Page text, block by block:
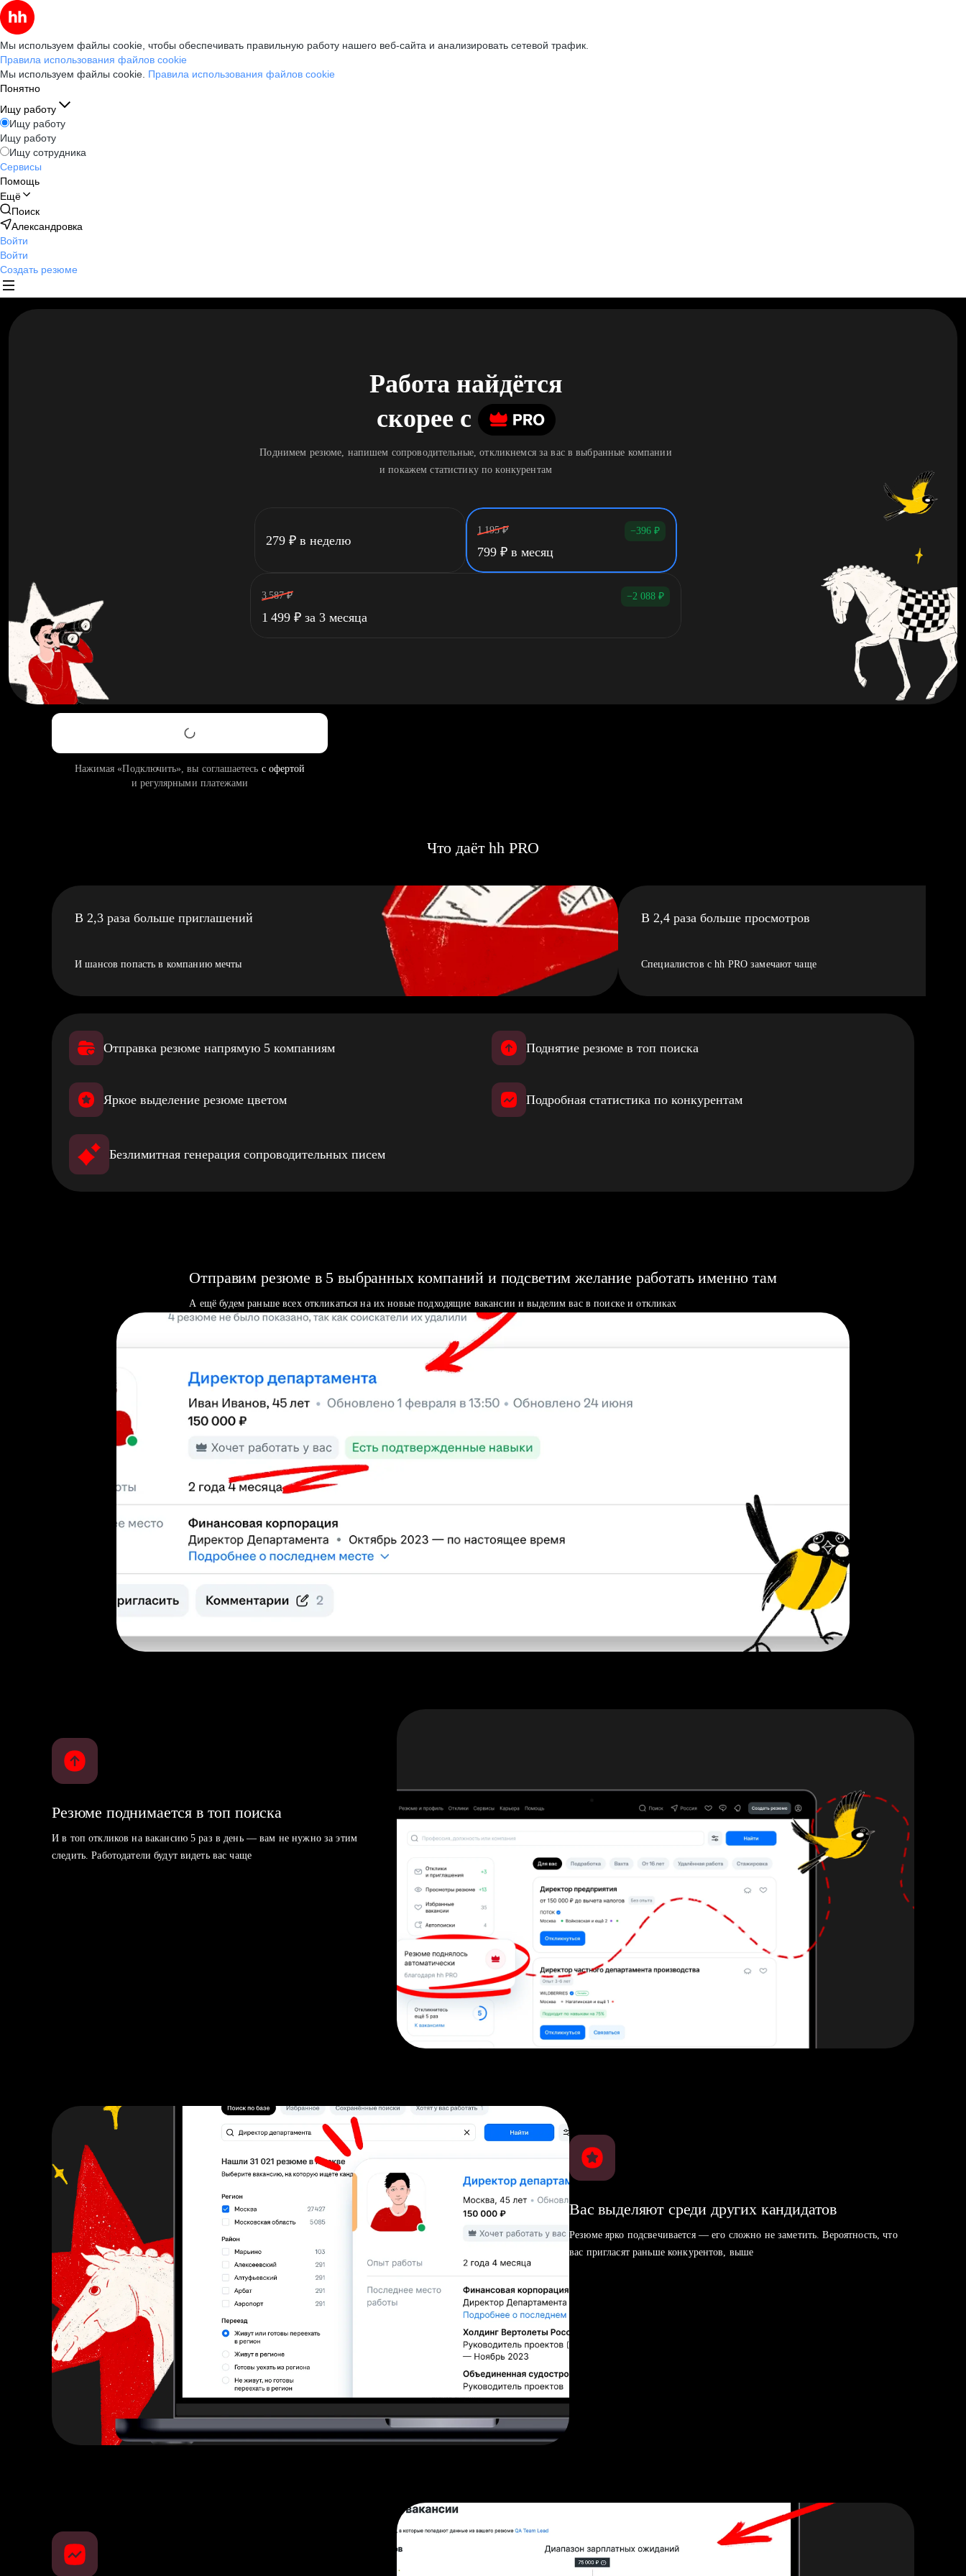
Мы используем файлы cookie, чтобы обеспечивать правильную работу нашего веб-сайта и анализировать сетевой трафик.
Правила использования файлов cookie
Мы используем файлы cookie. Правила использования файлов cookie
Понятно
Ищу работу
Ищу работу
Ищу работу
Ищу сотрудника
Сервисы
Помощь
Ещё
Поиск
Александровка
Войти
Войти
Создать резюме
Работа найдётся
скорее c
Поднимем резюме, напишем сопроводительные, откликнемся за вас в выбранные компании
и покажем статистику по конкурентам
279 ₽ в неделю
1 195 ₽ −396 ₽
799 ₽ в месяц
3 587 ₽ −2 088 ₽
1 499 ₽ за 3 месяца
Нажимая «Подключить», вы соглашаетесь с офертой
и регулярными платежами
Что даёт hh PRO
В 2,3 раза больше приглашений
И шансов попасть в компанию мечты
В 2,4 раза больше просмотров
Специалистов с hh PRO замечают чаще
Отправка резюме напрямую 5 компаниям Поднятие резюме в топ поиска
Яркое выделение резюме цветом Подробная статистика по конкурентам
Безлимитная генерация сопроводительных писем
Отправим резюме в 5 выбранных компаний и подсветим желание работать именно там
А ещё будем раньше всех откликаться на их новые подходящие вакансии и выделим вас в поиске и откликах
Резюме поднимается в топ поиска
И в топ откликов на вакансию 5 раз в день — вам не нужно за этим
следить. Работодатели будут видеть вас чаще
Вас выделяют среди других кандидатов
Резюме ярко подсвечивается — его сложно не заметить. Вероятность, что
вас пригласят раньше конкурентов, выше